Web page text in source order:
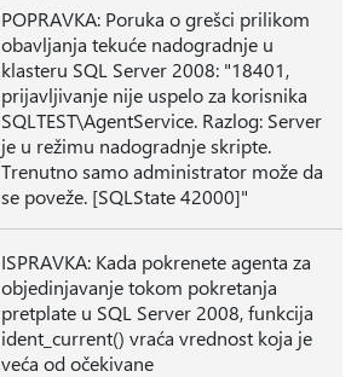
POPRAVKA: Poruka o grešci prilikom
obavljanja tekuće nadogradnje u
klasteru SQL Server 2008: "18401,
prijavljivanje nije uspelo za korisnika
SQLTEST\AgentService. Razlog: Server
je u režimu nadogradnje skripte.
Trenutno samo administrator može da
se poveže. [SQLState 42000]"
ISPRAVKA: Kada pokrenete agenta za
objedinjavanje tokom pokretanja
pretplate u SQL Server 2008, funkcija
ident_current() vraća vrednost koja je
veća od očekivane